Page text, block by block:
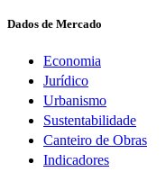
Dados de Mercado
Economia
Jurídico
Urbanismo
Sustentabilidade
Canteiro de Obras
Indicadores